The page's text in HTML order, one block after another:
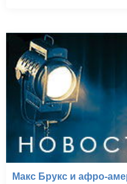
Макс Брукс и афро-